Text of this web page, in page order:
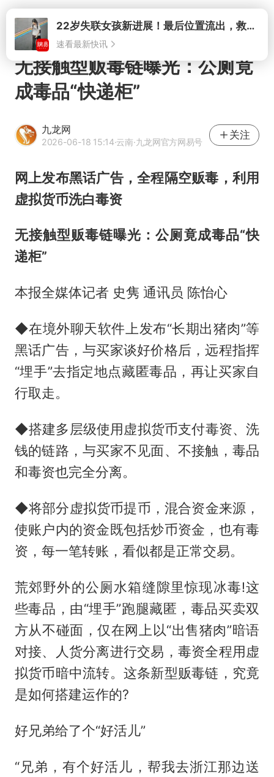
打开22岁失联女孩新进展！最后位置流出，救援队再曝两大噩耗母亲崩溃
速看最新快讯
无接触型贩毒链曝光：公厕竟
成毒品“快递柜”
九龙网
2026-06-18 15:14·云南·九龙网官方网易号
关注
网上发布黑话广告，全程隔空贩毒，利用
虚拟货币洗白毒资
无接触型贩毒链曝光：公厕竟成毒品“快
递柜”
本报全媒体记者 史隽 通讯员 陈怡心
◆在境外聊天软件上发布“长期出猪肉”等
黑话广告，与买家谈好价格后，远程指挥
“埋手”去指定地点藏匿毒品，再让买家自
行取走。
◆搭建多层级使用虚拟货币支付毒资、洗
钱的链路，与买家不见面、不接触，毒品
和毒资也完全分离。
◆将部分虚拟货币提币，混合资金来源，
使账户内的资金既包括炒币资金，也有毒
资，每一笔转账，看似都是正常交易。
荒郊野外的公厕水箱缝隙里惊现冰毒!这
些毒品，由“埋手”跑腿藏匿，毒品买卖双
方从不碰面，仅在网上以“出售猪肉”暗语
对接、人货分离进行交易，毒资全程用虚
拟货币暗中流转。这条新型贩毒链，究竟
是如何搭建运作的?
好兄弟给了个“好活儿”
“兄弟，有个好活儿，帮我去浙江那边送